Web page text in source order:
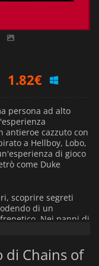
2.29€
2.19€
persona ad alto
antieroe cazzuto con
a Hellboy, Lobo,
di gioco
come Duke
scoprire segreti
di un
Nei panni di
finalmente colto
di Chains of